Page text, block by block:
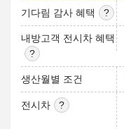
기다림 감사 혜택
내방고객 전시차 혜택
생산월별 조건
전시차